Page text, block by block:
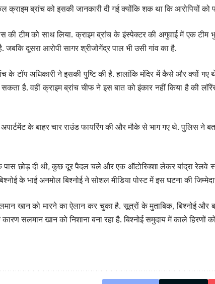
ब्रांच को इसकी जानकारी दी गई क्योंकि शक था कि आरोपियों
टीम को साथ लिया. क्राइम ब्रांच के इंस्पेक्टर की अगुवाई में एक टीम
जबकि दूसरा आरोपी सागर श्रीजोगेंद्र पाल भी उसी गांव का है.
के टॉप अधिकारी ने इसकी पुष्टि की है. हालांकि मंदिर में कैसे और क्यों
है. वहीं क्राइम ब्रांच चीफ ने इस बात को इंकार नहीं किया है की
के बाहर चार राउंड फायरिंग की और मौके से भाग गए थे. पुलिस ने
के पास छोड़ दी थी, कुछ दूर पैदल चले और एक ऑटोरिक्शा लेकर बांद्रा
के भाई अनमोल बिश्नोई ने सोशल मीडिया पोस्ट में इस घटना की
खान को मारने का ऐलान कर चुका है. सूत्रों के मुताबिक, बिश्नोई
सलमान खान को निशाना बना रहा है. बिश्नोई समुदाय में काले हिरणों को